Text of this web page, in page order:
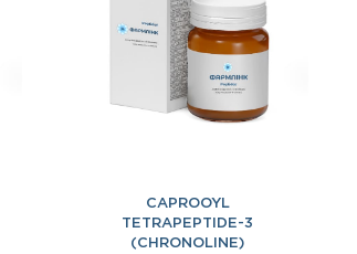
CAPROOYL
TETRAPEPTIDE-3
(CHRONOLINE)